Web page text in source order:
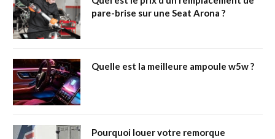
pare-brise sur une Seat Arona ?
Quelle est la meilleure ampoule w5w ?
Pourquoi louer votre remorque